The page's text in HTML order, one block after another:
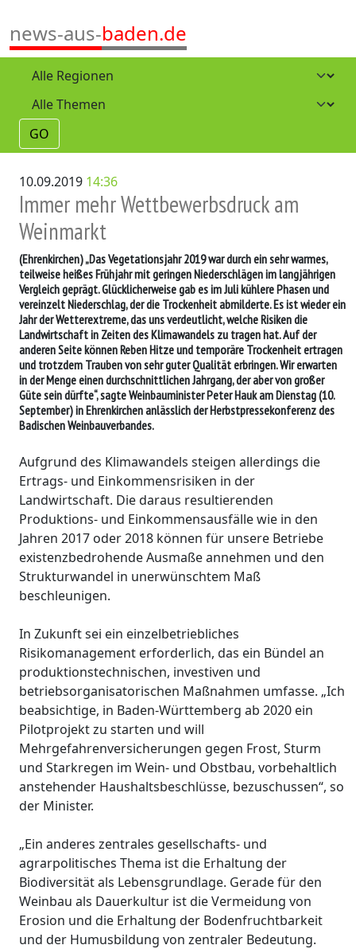
news-aus-baden.de
GO
10.09.2019 14:36
Immer mehr Wettbewerbsdruck am
Weinmarkt
(Ehrenkirchen)„Das Vegetationsjahr 2019 war durch ein sehr warmes,
teilweise heißes Frühjahr mit geringen Niederschlägen im langjährigen
Vergleich geprägt. Glücklicherweise gab es im Juli kühlere Phasen und
vereinzelt Niederschlag, der die Trockenheit abmilderte. Es ist wieder ein
Jahr der Wetterextreme, das uns verdeutlicht, welche Risiken die
Landwirtschaft in Zeiten des Klimawandels zu tragen hat. Auf der
anderen Seite können Reben Hitze und temporäre Trockenheit ertragen
und trotzdem Trauben von sehr guter Qualität erbringen. Wir erwarten
in der Menge einen durchschnittlichen Jahrgang, der aber von großer
Güte sein dürfte“, sagte Weinbauminister Peter Hauk am Dienstag (10.
September) in Ehrenkirchen anlässlich der Herbstpressekonferenz des
Badischen Weinbauverbandes.
Aufgrund des Klimawandels steigen allerdings die
Ertrags- und Einkommensrisiken in der
Landwirtschaft. Die daraus resultierenden
Produktions- und Einkommensausfälle wie in den
Jahren 2017 oder 2018 können für unsere Betriebe
existenzbedrohende Ausmaße annehmen und den
Strukturwandel in unerwünschtem Maß
beschleunigen.
In Zukunft sei ein einzelbetriebliches
Risikomanagement erforderlich, das ein Bündel an
produktionstechnischen, investiven und
betriebsorganisatorischen Maßnahmen umfasse. „Ich
beabsichtige, in Baden-Württemberg ab 2020 ein
Pilotprojekt zu starten und will
Mehrgefahrenversicherungen gegen Frost, Sturm
und Starkregen im Wein- und Obstbau, vorbehaltlich
anstehender Haushaltsbeschlüsse, bezuschussen“, so
der Minister.
„Ein anderes zentrales gesellschafts- und
agrarpolitisches Thema ist die Erhaltung der
Biodiversität als Lebensgrundlage. Gerade für den
Weinbau als Dauerkultur ist die Vermeidung von
Erosion und die Erhaltung der Bodenfruchtbarkeit
und der Humusbildung von zentraler Bedeutung.